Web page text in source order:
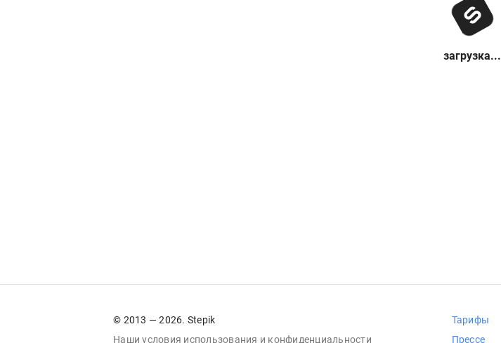
загрузка...
© 2013 — 2026. Stepik
Наши условия использования и конфиденциальности
Тарифы
Прессе